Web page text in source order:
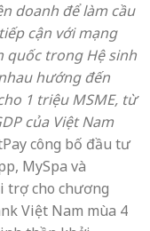
doanh để làm cầu
cận với mạng
quốc trong Hệ sinh
hướng đến
1 triệu MSME, từ
của Việt Nam
công bố đầu tư
MySpa và
trợ cho chương
Việt Nam mùa 4